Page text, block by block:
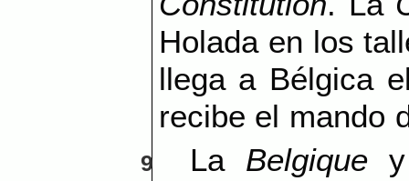
Holada en los
llega a Bélgica
recibe el mando
9 La Belgiquey